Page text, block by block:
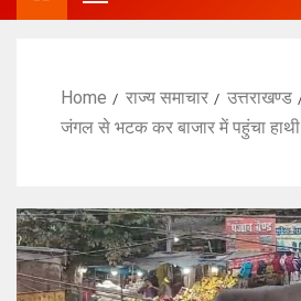
Home राज्य समाचार
उत्तराखण्ड
जंगल से भटक कर बाजार में पहुंचा हाथी